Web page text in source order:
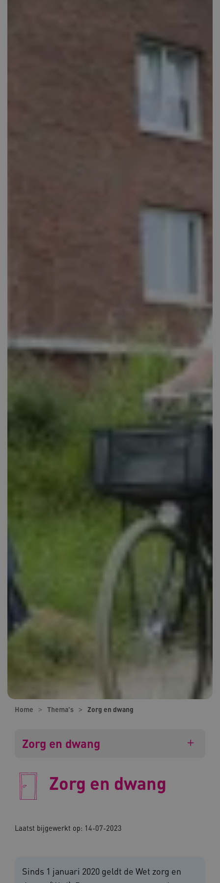
Home Thema's Zorg en dwang
Zorg en dwang
Zorg en dwang
Laatst bijgewerkt op: 14-07-2023
Sinds 1 januari 2020 geldt de Wet zorg en